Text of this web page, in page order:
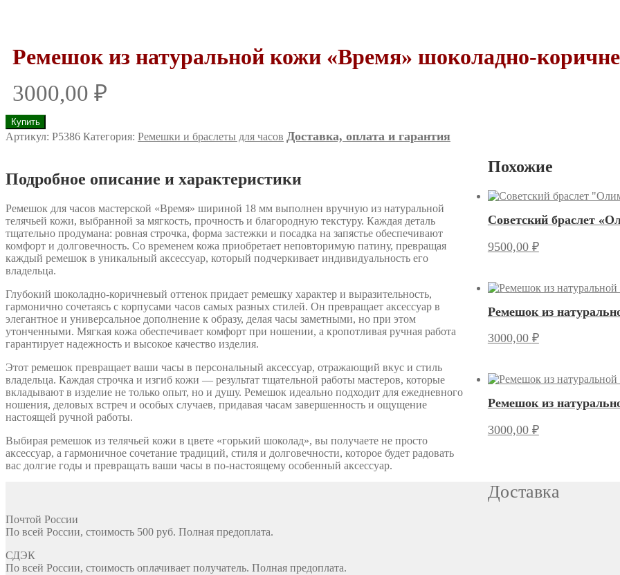
Ремешок из натуральной кожи «Время» шоколадно-
3000,00 ₽
Количество
товара
Ремешок
кожи
шоколадно-
коричневый
Купить
Артикул: Р5386 Категория: Ремешки и браслеты для часов Доставка, оплата и гарантия
Подробное описание и характеристики
Ремешок для часов мастерской «Время» шириной 18 мм выполнен вручную из натуральной
телячьей кожи, выбранной за мягкость, прочность и благородную текстуру. Каждая деталь
тщательно продумана: ровная строчка, форма застежки и посадка на запястье обеспечивают
комфорт и долговечность. Со временем кожа приобретает неповторимую патину, превращая
каждый ремешок в уникальный аксессуар, который подчеркивает индивидуальность его
владельца.
Глубокий шоколадно-коричневый оттенок придает ремешку характер и выразительность,
гармонично сочетаясь с корпусами часов самых разных стилей. Он превращает аксессуар в
элегантное и универсальное дополнение к образу, делая часы заметными, но при этом
утонченными. Мягкая кожа обеспечивает комфорт при ношении, а кропотливая ручная работа
гарантирует надежность и высокое качество изделия.
Этот ремешок превращает ваши часы в персональный аксессуар, отражающий вкус и стиль
владельца. Каждая строчка и изгиб кожи — результат тщательной работы мастеров, которые
вкладывают в изделие не только опыт, но и душу. Ремешок идеально подходит для ежедневного
ношения, деловых встреч и особых случаев, придавая часам завершенность и ощущение
настоящей ручной работы.
Выбирая ремешок из телячьей кожи в цвете «горький шоколад», вы получаете не просто
аксессуар, а гармоничное сочетание традиций, стиля и долговечности, которое будет радовать
вас долгие годы и превращать ваши часы в по-настоящему особенный аксессуар.
Похожие
Советский браслет
9500,00 ₽
Ремешок из
3000,00 ₽
Ремешок из
3000,00 ₽
Доставка
Почтой России
По всей России, стоимость 500 руб. Полная предоплата.
СДЭК
По всей России, стоимость оплачивает получатель. Полная предоплата.